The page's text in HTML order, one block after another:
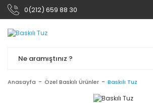
0(212) 659 88 30
Anasayfa Özel Baskılı Ürünler Baskılı Tuz